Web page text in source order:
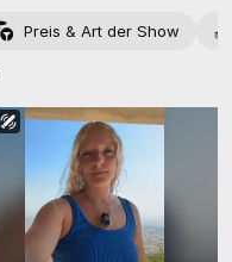
Preis & Art der Show